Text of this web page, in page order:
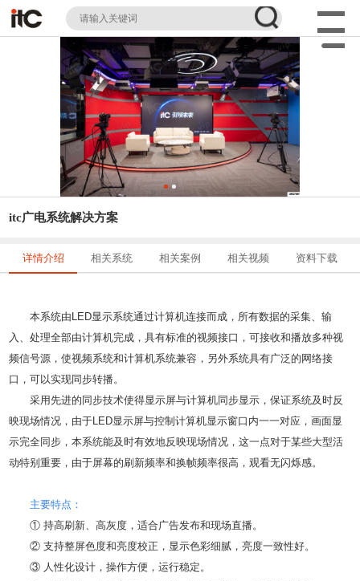
itc广电系统解决方案
详情介绍 相关系统 相关案例 相关视频 资料下载
本系统由LED显示系统通过计算机连接而成，所有数据的采集、输
入、处理全部由计算机完成，具有标准的视频接口，可接收和播放多种视
频信号源，使视频系统和计算机系统兼容，另外系统具有广泛的网络接
口，可以实现同步转播。
采用先进的同步技术使得显示屏与计算机同步显示，保证系统及时反
映现场情况，由于LED显示屏与控制计算机显示窗口内一一对应，画面显
示完全同步，本系统能及时有效地反映现场情况，这一点对于某些大型活
动特别重要，由于屏幕的刷新频率和换帧频率很高，观看无闪烁感。
主要特点：
① 持高刷新、高灰度，适合广告发布和现场直播。
② 支持整屏色度和亮度校正，显示色彩细腻，亮度一致性好。
③ 人性化设计，操作方便，运行稳定。